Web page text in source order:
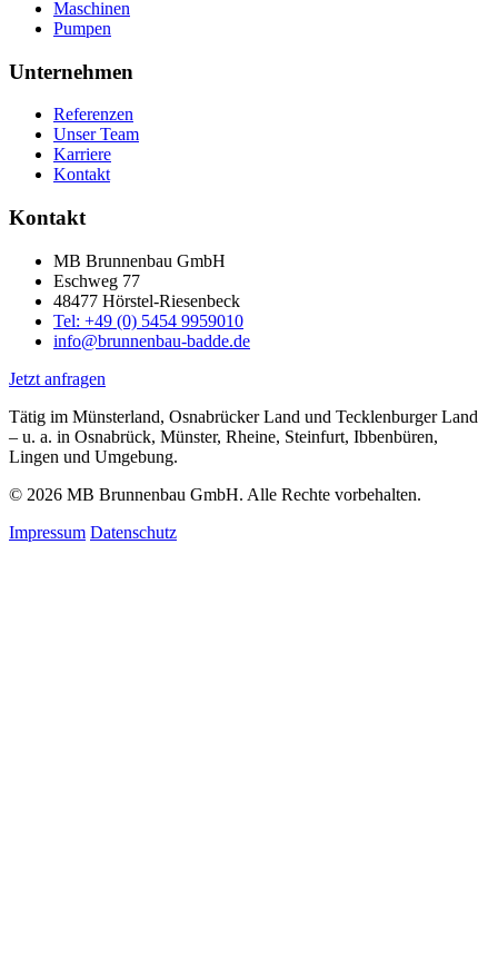
Maschinen
Pumpen
Unternehmen
Referenzen
Unser Team
Karriere
Kontakt
Kontakt
MB Brunnenbau GmbH
Eschweg 77
48477 Hörstel-Riesenbeck
Tel: +49 (0) 5454 9959010
info@brunnenbau-badde.de
Jetzt anfragen
Tätig im Münsterland, Osnabrücker Land und Tecklenburger Land
– u. a. in Osnabrück, Münster, Rheine, Steinfurt, Ibbenbüren,
Lingen und Umgebung.
© 2026 MB Brunnenbau GmbH. Alle Rechte vorbehalten.
Impressum Datenschutz